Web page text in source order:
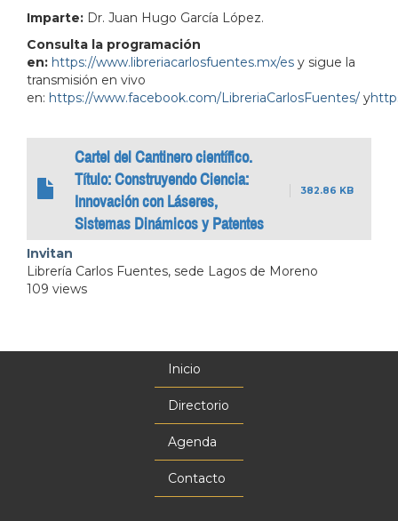
Imparte: Dr. Juan Hugo García López.
Consulta la programación
en: https://www.libreriacarlosfuentes.mx/es y sigue la
transmisión en vivo
en: https://www.facebook.com/LibreriaCarlosFuentes/ y
Cartel del Cantinero científico.
Título: Construyendo Ciencia:
Innovación con Láseres,
Sistemas Dinámicos y Patentes
382.86 KB
Invitan
Librería Carlos Fuentes, sede Lagos de Moreno
109 views
Inicio
Directorio
Agenda
Contacto